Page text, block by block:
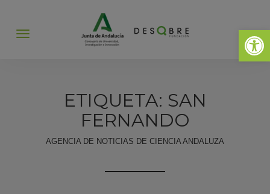
Abrir
Abrir
ETIQUETA: SAN
FERNANDO
AGENCIA DE NOTICIAS DE CIENCIA ANDALUZA